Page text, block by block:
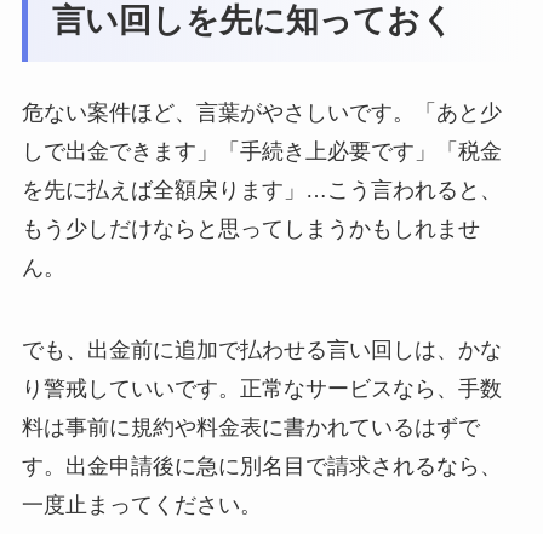
言い回しを先に知っておく
危ない案件ほど、言葉がやさしいです。「あと少
しで出金できます」「手続き上必要です」「税金
を先に払えば全額戻ります」…こう言われると、
もう少しだけならと思ってしまうかもしれませ
ん。
でも、出金前に追加で払わせる言い回しは、かな
り警戒していいです。正常なサービスなら、手数
料は事前に規約や料金表に書かれているはずで
す。出金申請後に急に別名目で請求されるなら、
一度止まってください。